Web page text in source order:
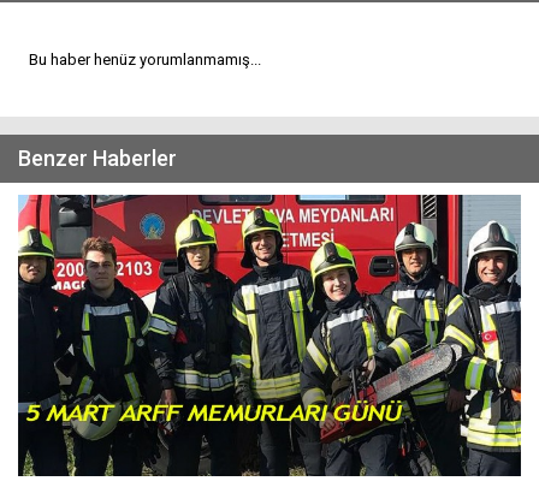
Bu haber henüz yorumlanmamış...
Benzer Haberler